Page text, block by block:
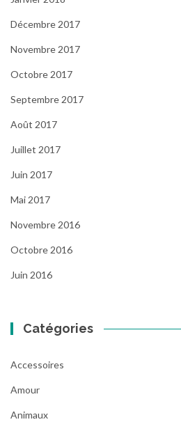
Décembre 2017
Novembre 2017
Octobre 2017
Septembre 2017
Août 2017
Juillet 2017
Juin 2017
Mai 2017
Novembre 2016
Octobre 2016
Juin 2016
Catégories
Accessoires
Amour
Animaux